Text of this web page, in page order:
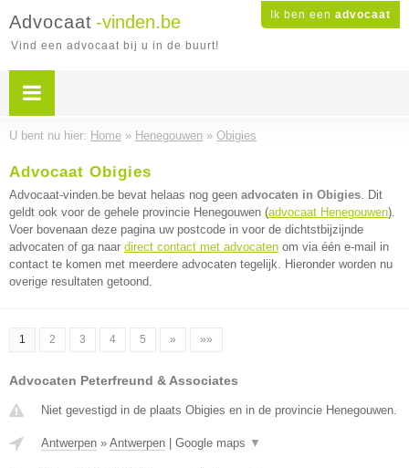
Ik ben een advocaat
Advocaat -vinden.be
Vind een advocaat bij u in de buurt!
U bent nu hier: Home » Henegouwen » Obigies
Advocaat Obigies
Advocaat-vinden.be bevat helaas nog geen advocaten in Obigies. Dit
geldt ook voor de gehele provincie Henegouwen (advocaat Henegouwen).
Voer bovenaan deze pagina uw postcode in voor de dichtstbijzijnde
advocaten of ga naar direct contact met advocaten om via één e-mail in
contact te komen met meerdere advocaten tegelijk. Hieronder worden nu
overige resultaten getoond.
1 2 3 4 5 » »»
Advocaten Peterfreund & Associates
Niet gevestigd in de plaats Obigies en in de provincie Henegouwen.
Antwerpen » Antwerpen Google maps ▼